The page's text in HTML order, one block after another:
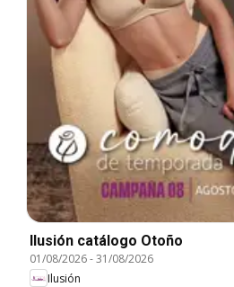
Ilusión catálogo Otoño
01/08/2026-31/08/2026
Ilusión